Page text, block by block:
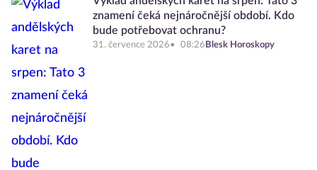
znamení čeká nejnáročnější období. Kdo
bude potřebovat ochranu?
31. července 2026 08:26 Blesk Horoskopy